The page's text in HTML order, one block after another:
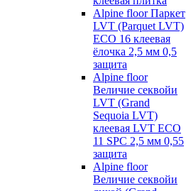
Alpine floor Паркет
LVT (Parquet LVT)
ECO 16 клеевая
ёлочка 2,5 мм 0,5
защита
Alpine floor
Величие секвойи
LVT (Grand
Sequoia LVT)
клеевая LVT ECO
11 SPC 2,5 мм 0,55
защита
Alpine floor
Величие секвойи